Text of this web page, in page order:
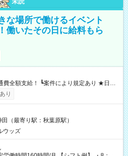
な場所で働けるイベント
働いたその日に給料もら
┗働いたその日に現金GET♪ お仕事後はコ
引き落とせます！ 【試用期間】試
り
（最寄り駅：秋葉原駅）
ウッズ